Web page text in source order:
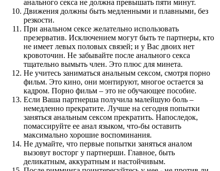
анального секса не должна превышать пяти минут.
Движения должны быть медленными и плавными, без
резкости.
При анальном сексе желательно использовать
презерватив. Исключением могут быть те партнеры, кто
не имеет левых половых связей; и у Вас двоих нет
кровоточин. Не забывайте после анального секса
тщательно вымыть член. Это плюс для минета.
Не учитесь заниматься анальным сексом, смотря порно
фильм. Это кино, они монтируют, многое остается за
кадром. Порно фильм – это не обучающее пособие.
Если Ваша партнерша получила малейшую боль –
немедленно прекратите. Лучше на сегодня попытки
заняться анальным сексом прекратить. Напоследок,
помассируйте ее анал языком, что-бы оставить
максимально хорошие воспоминания.
Не думайте, что первые попытки заняться аналом
вызовут восторг у партнерши. Главное, быть
деликатным, аккуратным и настойчивым.